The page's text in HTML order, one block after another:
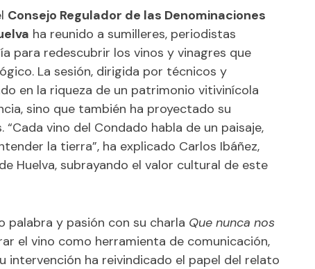
Consejo Regulador de las Denominaciones
ha reunido a sumilleres, periodistas
para redescubrir los vinos y vinagres que
La sesión, dirigida por técnicos y
en la riqueza de un patrimonio vitivinícola
sino que también ha proyectado su
vino del Condado habla de un paisaje,
la tierra”, ha explicado Carlos Ibáñez,
Huelva, subrayando el valor cultural de este
palabra y pasión con su charla Que nunca nos
el vino como herramienta de comunicación,
intervención ha reivindicado el papel del relato